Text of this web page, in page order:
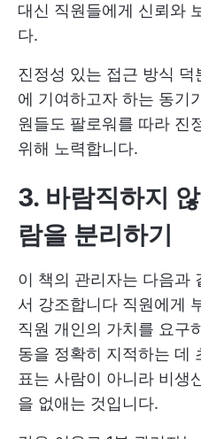
대신 직원들에게 신뢰와
다.
진정성 있는 접근 방식
에 기여하고자 하는 동기
원들도 팔로워를 따라 진
위해 노력합니다.
3. 바람직하지
람을 분리하기
이 책의 관리자는 다음과
서 강조합니다 직원에게
직원 개인의 가치를 요구
동을 정확히 지적하는 데
표는 사람이 아니라 비생
을 없애는 것입니다.